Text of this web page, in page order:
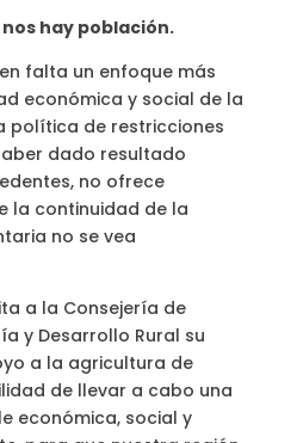
hay población.
falta un enfoque más
económica y social de la
política de restricciones
dado resultado
no ofrece
la continuidad de la
no se vea
a la Consejería de
y Desarrollo Rural su
a la agricultura de
de llevar a cabo una
económica, social y